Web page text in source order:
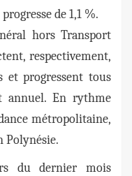
de 1,1 %.
hors Transport
respectivement,
progressent tous
annuel. En rythme
métropolitaine,
Polynésie.
du dernier mois